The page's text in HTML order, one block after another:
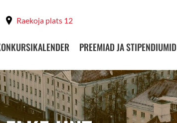
Raekoja plats 12
PREEMIAD JA STIPENDIUMID